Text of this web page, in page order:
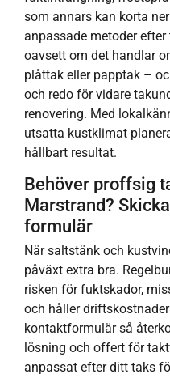
som annars kan korta
anpassade metoder
oavsett om det handlar
plåttak eller papptak –
och redo för vidare
renovering. Med
utsatta kustklimat
hållbart resultat.
Behöver proffsig
Marstrand?
formulär
När saltstänk och
påväxt extra bra.
risken för fuktskador,
och håller
kontaktformulär så
lösning och offert för
anpassat efter ditt taks